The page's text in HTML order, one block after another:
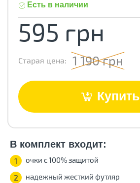
Есть в наличии
595 грн
Старая цена: 1 190 грн
Купить
В комплект входит:
1 очки с 100% защитой
2 надежный жесткий футляр